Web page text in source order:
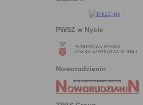
PWSZ w Nysie
Noworudzianin